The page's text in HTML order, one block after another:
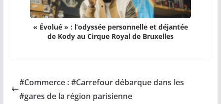
« Évolué » : l’odyssée personnelle et déjantée
de Kody au Cirque Royal de Bruxelles
#Commerce : #Carrefour débarque dans les
#gares de la région parisienne